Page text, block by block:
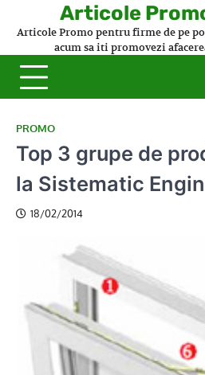
Articole
Articole Promo pentru firme de pe
acum sa iti promovezi
PROMO
Top 3 grupe de
la Sistematic
18/02/2014